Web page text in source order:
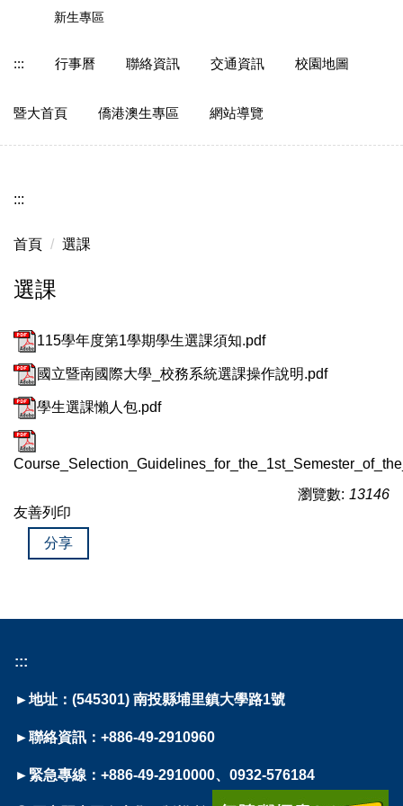
容
區
新生專區
::: 行事曆 聯絡資訊 交通資訊 校園地圖
暨大首頁 僑港澳生專區 網站導覽
:::
首頁 選課
選課
115學年度第1學期學生選課須知.pdf
國立暨南國際大學_校務系統選課操作說明.pdf
學生選課懶人包.pdf
瀏覽數: 13146
友善列印
分享
:::
►地址：(545301) 南投縣埔里鎮大學路1號
►聯絡資訊：+886-49-2910960
►緊急專線：+886-49-2910000、0932-576184